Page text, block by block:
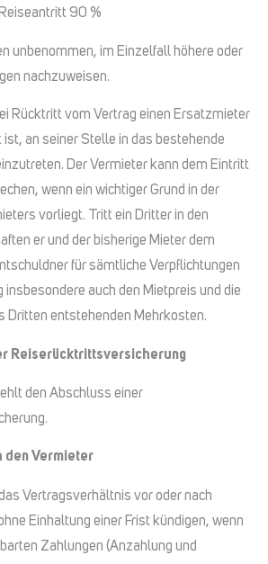
90 %
unbenommen, im Einzelfall höhere oder
nachzuweisen.
Rücktritt vom Vertrag einen Ersatzmieter
ist, an seiner Stelle in das bestehende
Der Vermieter kann dem Eintritt
wenn ein wichtiger Grund in der
vorliegt. Tritt ein Dritter in den
er und der bisherige Mieter dem
für sämtliche Verpflichtungen
auch den Mietpreis und die
Dritten entstehenden Mehrkosten.
Reiserücktrittsversicherung
den Abschluss einer
den Vermieter
Vertragsverhältnis vor oder nach
Einhaltung einer Frist kündigen, wenn
Zahlungen (Anzahlung und